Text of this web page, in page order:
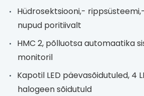
Hüdrosektsiooni,-
nupud poritiivalt
HMC 2, põlluotsa automaatika
monitoril
Kapotil LED päevasõidutuled, 4
halogeen sõidutuld